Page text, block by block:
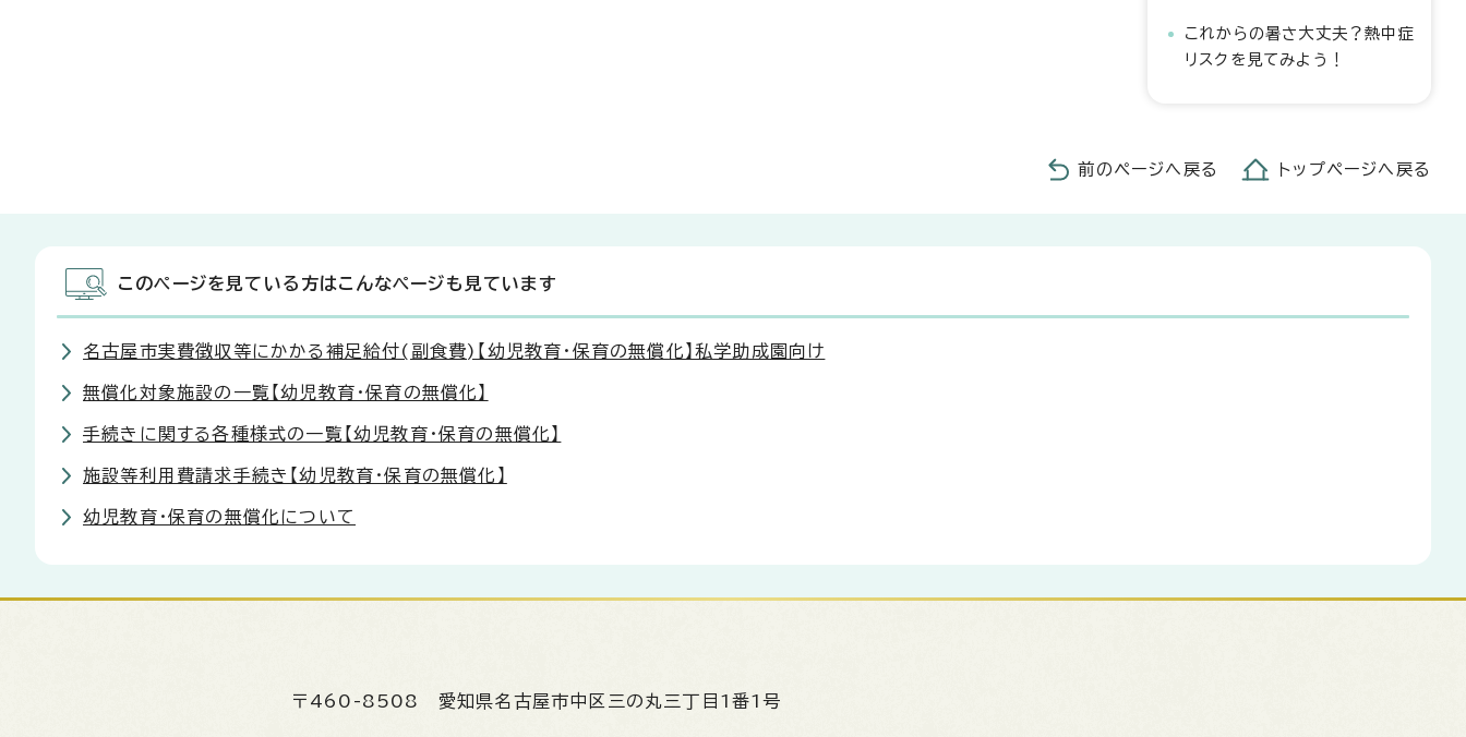
これからの暑さ大丈夫？熱中症
リスクを見てみよう！
前のページへ戻る トップページへ戻る
このページを見ている方はこんなページも見ています
名古屋市実費徴収等にかかる補足給付(副食費)【幼児教育・保育の無償化】私学助成園向け
無償化対象施設の一覧【幼児教育・保育の無償化】
手続きに関する各種様式の一覧【幼児教育・保育の無償化】
施設等利用費請求手続き【幼児教育・保育の無償化】
幼児教育・保育の無償化について
〒460-8508 愛知県名古屋市中区三の丸三丁目1番1号